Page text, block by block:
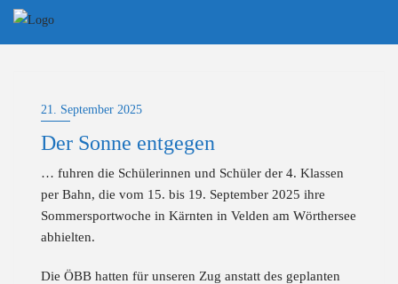
Skip
21. September 2025
Der Sonne entgegen
… fuhren die Schülerinnen und Schüler der 4. Klassen
per Bahn, die vom 15. bis 19. September 2025 ihre
Sommersportwoche in Kärnten in Velden am Wörthersee
abhielten.
Die ÖBB hatten für unseren Zug anstatt des geplanten